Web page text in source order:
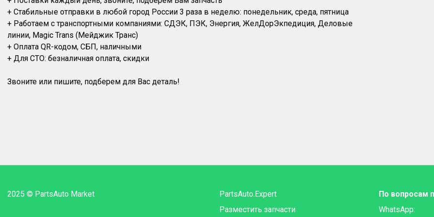
+ Стабильные отправки в любой город России 3 раза в неделю: понедельник, среда, пятница
+ Работаем с транспортными компаниями: СДЭК, ПЭК, Энергия, ЖелДорЭкпедиция, Деловые
линии, Magic Trans (Мейджик Транс)
+ Оплата QR-кодом, СБП, наличными
+ Для СТО: безналичная оплата, скидки
2025 © PartsAuto Market
PartsAuto.Expert
Разместить запчасти
По вопросам
WhatsApp: